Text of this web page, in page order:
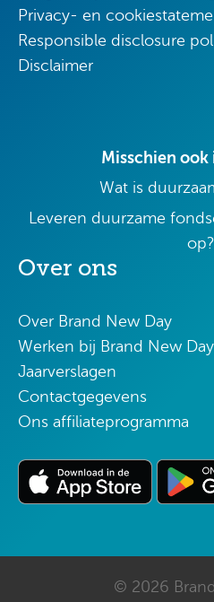
Privacy- en
Responsible disclosure
Disclaimer
Misschien ook
Wat is
Leveren duurzame
op?
Over ons
Over Brand New Day
Werken bij Brand New Day
Jaarverslagen
Contactgegevens
Ons affiliateprogramma
© 2026